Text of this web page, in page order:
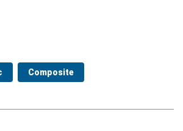
Composite